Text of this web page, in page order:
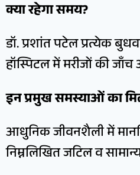
क्या रहेगा समय?
डॉ. प्रशांत पटेल प्रत्येक
हॉस्पिटल में मरीजों की
इन प्रमुख समस्याओं का
आधुनिक जीवनशैली में
निम्नलिखित जटिल व